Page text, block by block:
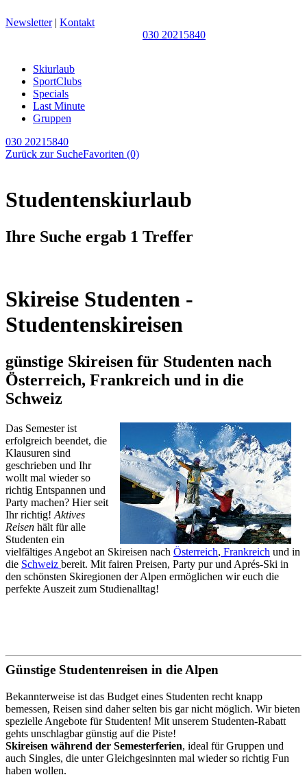
Newsletter| Kontakt
030 20215840
Skiurlaub
SportClubs
Specials
Last Minute
Gruppen
030 20215840
Zurück zur SucheFavoriten (0)
Studentenskiurlaub
Ihre Suche ergab 1 Treffer
Skireise Studenten -
Studentenskireisen
günstige Skireisen für Studenten nach
Österreich, Frankreich und in die
Schweiz
Das Semester ist
erfolgreich beendet, die
Klausuren sind
geschrieben und Ihr
wollt mal wieder so
richtig Entspannen und
Party machen? Hier seit
Ihr richtig! Aktives
Reisen hält für alle
Studenten ein
vielfältiges Angebot an Skireisen nach Österreich, Frankreich und in
die Schweiz bereit. Mit fairen Preisen, Party pur und Aprés-Ski in
den schönsten Skiregionen der Alpen ermöglichen wir euch die
perfekte Auszeit zum Studienalltag!
Günstige Studentenreisen in die Alpen
Bekannterweise ist das Budget eines Studenten recht knapp
bemessen, Reisen sind daher selten bis gar nicht möglich. Wir bieten
spezielle Angebote für Studenten! Mit unserem Studenten-Rabatt
gehts unschlagbar günstig auf die Piste!
Skireisen während der Semesterferien, ideal für Gruppen und
auch Singles, die unter Gleichgesinnten mal wieder so richtig Fun
haben wollen.